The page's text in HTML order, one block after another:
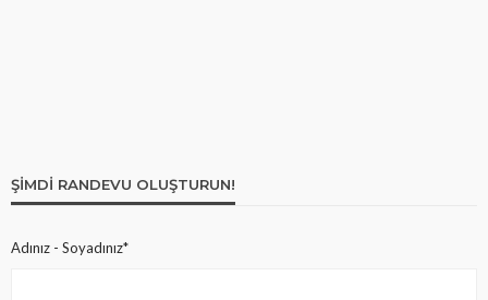
ŞIMDI RANDEVU OLUŞTURUN!
Adınız - Soyadınız*